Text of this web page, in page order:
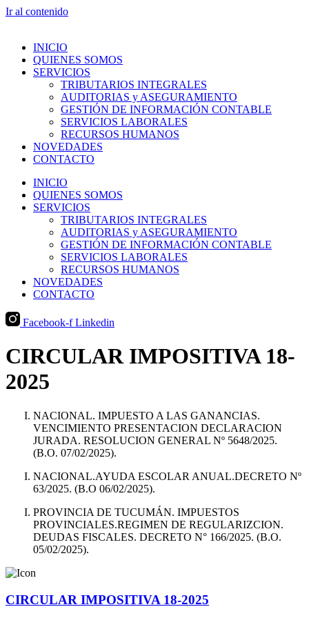
Ir al contenido
INICIO
QUIENES SOMOS
SERVICIOS
TRIBUTARIOS INTEGRALES
AUDITORIAS y ASEGURAMIENTO
GESTIÓN DE INFORMACIÓN CONTABLE
SERVICIOS LABORALES
RECURSOS HUMANOS
NOVEDADES
CONTACTO
INICIO
QUIENES SOMOS
SERVICIOS
TRIBUTARIOS INTEGRALES
AUDITORIAS y ASEGURAMIENTO
GESTIÓN DE INFORMACIÓN CONTABLE
SERVICIOS LABORALES
RECURSOS HUMANOS
NOVEDADES
CONTACTO
Facebook-f Linkedin
CIRCULAR IMPOSITIVA 18-
2025
NACIONAL. IMPUESTO A LAS GANANCIAS.
VENCIMIENTO PRESENTACION DECLARACION
JURADA. RESOLUCION GENERAL Nº 5648/2025.
(B.O. 07/02/2025).
NACIONAL.AYUDA ESCOLAR ANUAL.DECRETO Nº
63/2025. (B.O 06/02/2025).
PROVINCIA DE TUCUMÁN. IMPUESTOS
PROVINCIALES.REGIMEN DE REGULARIZCION.
DEUDAS FISCALES. DECRETO N° 166/2025. (B.O.
05/02/2025).
CIRCULAR IMPOSITIVA 18-2025